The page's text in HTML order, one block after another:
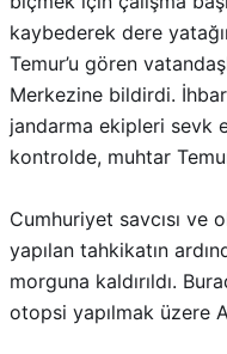
kaybederek dere
Temur’u gören
Merkezine bildirdi.
jandarma ekipleri sevk
kontrolde, muhtar
Cumhuriyet savcısı ve
yapılan tahkikatın
morguna kaldırıldı.
otopsi yapılmak üzere